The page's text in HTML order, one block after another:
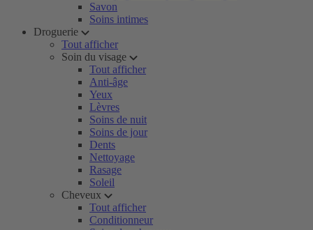
Savon
Soins intimes
Droguerie
Tout afficher
Soin du visage
Tout afficher
Anti-âge
Yeux
Lèvres
Soins de nuit
Soins de jour
Dents
Nettoyage
Rasage
Soleil
Cheveux
Tout afficher
Conditionneur